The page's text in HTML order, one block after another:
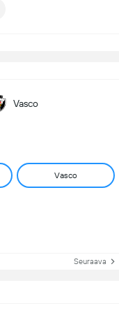
Vasco
Vasco
Seuraava